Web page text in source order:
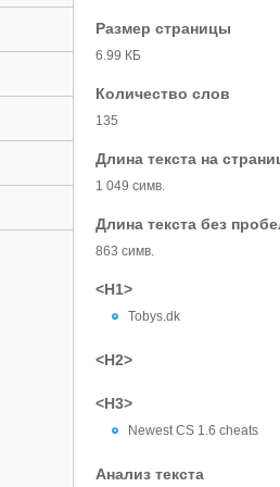
Размер страницы
6.99 КБ
Количество слов
135
Длина текста на
1 049 симв.
Длина текста без
863 симв.
<H1>
Tobys.dk
<H2>
<H3>
Newest CS 1.6 cheats
Анализ текста